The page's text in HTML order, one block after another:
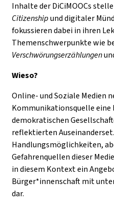
Inhalte der DiCiMOOCs
Citizenshipund digitaler
fokussieren dabei in ihren
Themenschwerpunkte wie
Verschwörungserzählungen
Wieso?
Online- und Soziale Medien
Kommunikationsquelle eine
demokratischen
reflektierten
Handlungsmöglichkeiten,
Gefahrenquellen dieser
in diesem Kontext ein
Bürger*innenschaft mit
dar.